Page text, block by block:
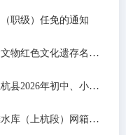
职级）任免的通知
上杭县人民政府关于公布未列入革命文物红色文化遗存名录的通告
上杭县人民政府批转县教育局关于上杭县2026年初中、小学和城区公办幼儿园招生工作意...
上杭县人民政府关于全面清退棉花滩水库（上杭段）网箱养殖的通告